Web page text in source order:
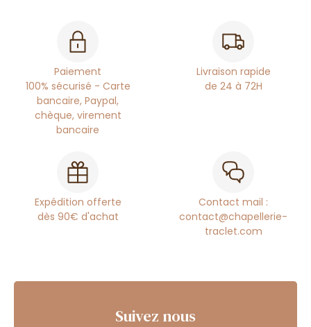
Paiement
100% sécurisé - Carte
bancaire, Paypal,
chèque, virement
bancaire
Livraison rapide
de 24 à 72H
Expédition offerte
dès 90€ d'achat
Contact mail :
contact@chapellerie-
traclet.com
Suivez nous